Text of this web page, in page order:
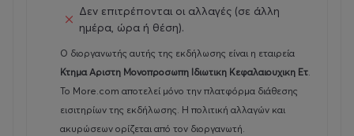
Δεν επιτρέπονται οι αλλαγές (σε άλλη
ημέρα, ώρα ή θέση).
Ο διοργανωτής αυτής της εκδήλωσης είναι η εταιρεία
Κτημα Αριστη Μονοπροσωπη Ιδιωτικη Κεφαλαιουχικη Ετ.
Το More.com αποτελεί μόνο την πλατφόρμα διάθεσης
εισιτηρίων της εκδήλωσης. Η πολιτική αλλαγών και
ακυρώσεων ορίζεται από τον διοργανωτή.